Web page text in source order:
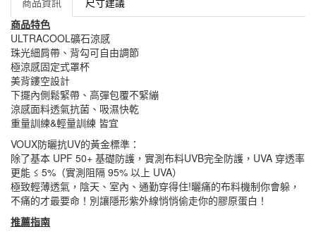
商品特色
ULTRACOOL礦石涼感
珠光細肩帶、背勾可自由調節
極涼感固定式罩杯
美背鏤空設計
下擺內側鬆緊帶、高彈包覆不緊繃
涼感面料透氣抗菌、吸濕快乾
重量訓練&輕量訓練 皆宜
VOUX防曬抗UV的黃金標準：
除了基本 UPF 50+ 基礎防護，實測布料UVB完全防護，UVA 穿透率
更能 ≤ 5%（實測阻隔 95% 以上 UVA）
極致輕薄透氣，陰天、室內、通勤穿得住!曬痛的布料機制你會躲，
不痛的才最要命！別讓隱形紫外線悄悄偷走你的膠原蛋白！
推薦指南